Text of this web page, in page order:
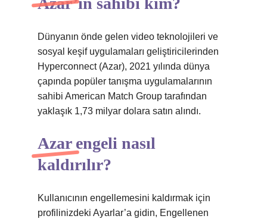
Dünyanın önde gelen video teknolojileri ve
sosyal keşif uygulamaları geliştiricilerinden
Hyperconnect (Azar), 2021 yılında dünya
çapında popüler tanışma uygulamalarının
sahibi American Match Group tarafından
yaklaşık 1,73 milyar dolara satın alındı.
Azar engeli nasıl
kaldırılır?
Kullanıcının engellemesini kaldırmak için
profilinizdeki Ayarlar’a gidin, Engellenen